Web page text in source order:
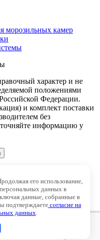
морозильных камер
характер и не
положениями
Федерации.
и комплект поставки
без
информацию у
его использование,
данных в
данные, собранные в
подтверждаетесогласие на
данных